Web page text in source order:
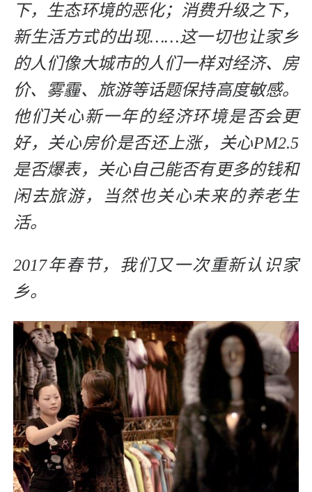
下，生态环境的恶化；消费升级之下，
新生活方式的出现……这一切也让家乡
的人们像大城市的人们一样对经济、房
价、雾霾、旅游等话题保持高度敏感。
他们关心新一年的经济环境是否会更
好，关心房价是否还上涨，关心PM2.5
是否爆表，关心自己能否有更多的钱和
闲去旅游，当然也关心未来的养老生
活。
2017年春节，我们又一次重新认识家
乡。